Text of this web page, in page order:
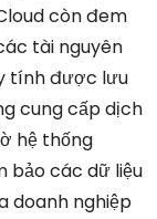
còn đem
tài nguyên
tính được lưu
cung cấp dịch
hệ thống
bảo các dữ liệu
doanh nghiệp